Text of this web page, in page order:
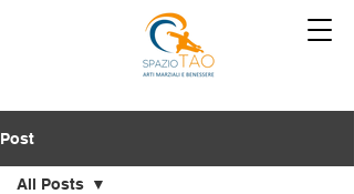
Post
All Posts